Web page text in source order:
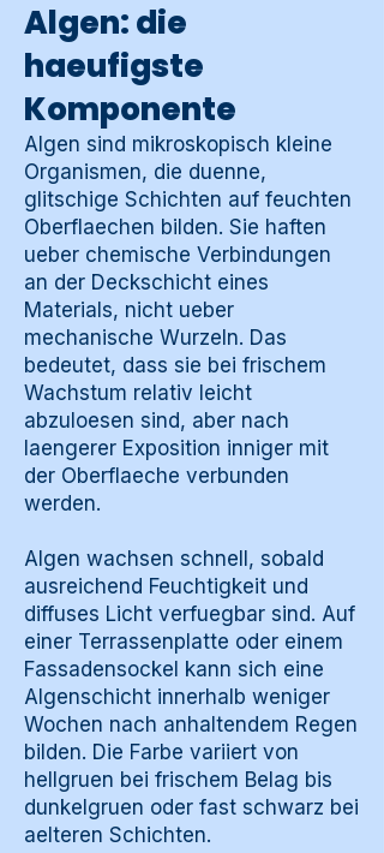
Algen: die
haeufigste
Komponente
Algen sind mikroskopisch kleine
Organismen, die duenne,
glitschige Schichten auf feuchten
Oberflaechen bilden. Sie haften
ueber chemische Verbindungen
an der Deckschicht eines
Materials, nicht ueber
mechanische Wurzeln. Das
bedeutet, dass sie bei frischem
Wachstum relativ leicht
abzuloesen sind, aber nach
laengerer Exposition inniger mit
der Oberflaeche verbunden
werden.
Algen wachsen schnell, sobald
ausreichend Feuchtigkeit und
diffuses Licht verfuegbar sind. Auf
einer Terrassenplatte oder einem
Fassadensockel kann sich eine
Algenschicht innerhalb weniger
Wochen nach anhaltendem Regen
bilden. Die Farbe variiert von
hellgruen bei frischem Belag bis
dunkelgruen oder fast schwarz bei
aelteren Schichten.